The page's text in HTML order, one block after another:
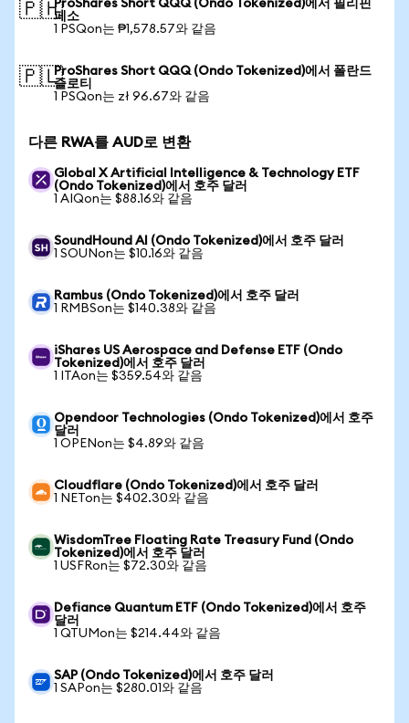
🇵🇭ProShares Short QQQ (Ondo Tokenized)에서 필리핀
페소
1 PSQon는 ₱1,578.57와 같음
🇵🇱ProShares Short QQQ (Ondo Tokenized)에서 폴란드
즐로티
1 PSQon는 zł 96.67와 같음
다른 RWA를 AUD로 변환
Global X Artificial Intelligence & Technology ETF
(Ondo Tokenized)에서 호주 달러
1 AIQon는 $88.16와 같음
SoundHound AI (Ondo Tokenized)에서 호주 달러
1 SOUNon는 $10.16와 같음
Rambus (Ondo Tokenized)에서 호주 달러
1 RMBSon는 $140.38와 같음
iShares US Aerospace and Defense ETF (Ondo
Tokenized)에서 호주 달러
1 ITAon는 $359.54와 같음
Opendoor Technologies (Ondo Tokenized)에서 호주
달러
1 OPENon는 $4.89와 같음
Cloudflare (Ondo Tokenized)에서 호주 달러
1 NETon는 $402.30와 같음
WisdomTree Floating Rate Treasury Fund (Ondo
Tokenized)에서 호주 달러
1 USFRon는 $72.30와 같음
Defiance Quantum ETF (Ondo Tokenized)에서 호주
달러
1 QTUMon는 $214.44와 같음
SAP (Ondo Tokenized)에서 호주 달러
1 SAPon는 $280.01와 같음